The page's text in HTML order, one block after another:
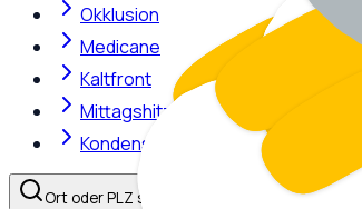
Okklusion
Medicane
Kaltfront
Mittagshitze
Kondensstreifen
Ort oder PLZ suchen…